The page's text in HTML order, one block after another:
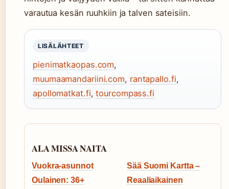
varautua kesän ruuhkiin ja talven sateisiin.
LISÄLÄHTEET
pienimatkaopas.com,
muumaamandariini.com, rantapallo.fi,
apollomatkat.fi,tourcompass.fi
ALA MISSA NAITA
Vuokra-asunnot
Oulainen: 36+
Sää Suomi Kartta –
Reaaliaikainen